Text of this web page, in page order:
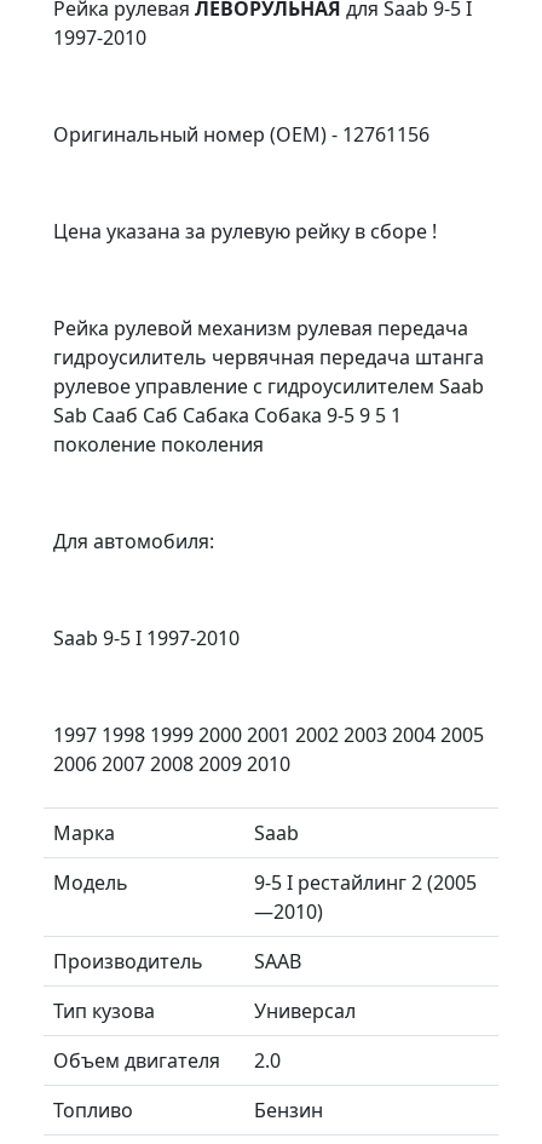
Рейка рулевая ЛЕВОРУЛЬНАЯ для Saab 9-5 I
1997-2010
Оригинальный номер (OEM) - 12761156
Цена указана за рулевую рейку в сборе !
Рейка рулевой механизм рулевая передача
гидроусилитель червячная передача штанга
рулевое управление с гидроусилителем Saab
Sab Сааб Саб Сабака Собака 9-5 9 5 1
поколение поколения
Для автомобиля:
Saab 9-5 I 1997-2010
1997 1998 1999 2000 2001 2002 2003 2004 2005
2006 2007 2008 2009 2010
Марка
Saab
Модель
9-5 I рестайлинг 2 (2005
—2010)
Производитель
SAAB
Тип кузова
Универсал
Объем двигателя
2.0
Топливо
Бензин